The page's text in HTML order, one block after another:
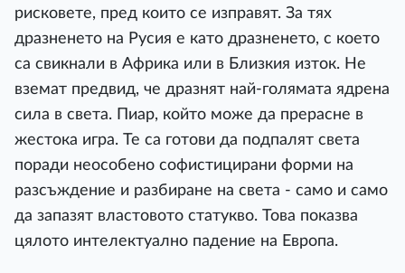
рисковете, пред които се изправят. За тях
дразненето на Русия е като дразненето, с което
са свикнали в Африка или в Близкия изток. Не
вземат предвид, че дразнят най-голямата ядрена
сила в света. Пиар, който може да прерасне в
жестока игра. Те са готови да подпалят света
поради неособено софистицирани форми на
разсъждение и разбиране на света - само и само
да запазят властовото статукво. Това показва
цялото интелектуално падение на Европа.